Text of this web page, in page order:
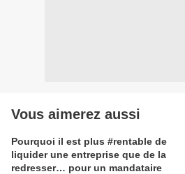
Vous aimerez aussi
Pourquoi il est plus #rentable de
liquider une entreprise que de la
redresser… pour un mandataire